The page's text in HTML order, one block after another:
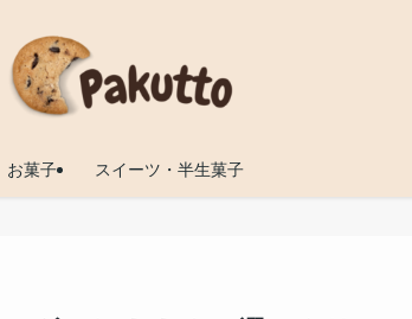
お菓子 スイーツ・半生菓子